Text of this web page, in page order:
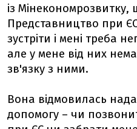
із
Представництво при
зустріти і мені треба
але у мене від них
зв'язку з ними.
Вона відмовилась
допомогу – чи